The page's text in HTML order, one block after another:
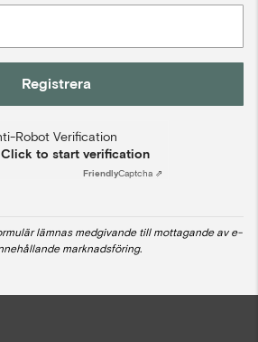
Registrera
Robot Verification
Click to start verification
FriendlyCaptcha ⇗
lämnas medgivande till mottagande av e-
marknadsföring.